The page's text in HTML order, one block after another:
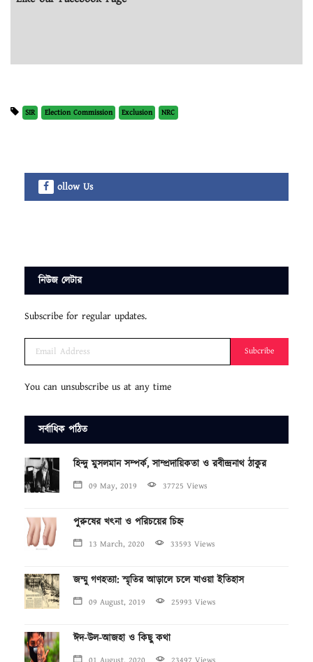
SIR Election Commission Exclusion NRC
ollow Us
নিউজ লেটার
Subscribe for regular updates.
Subcribe
You can unsubscribe us at any time
সর্বাধিক পঠিত
হিন্দু মুসলমান সম্পর্ক, সাম্প্রদায়িকতা ও রবীন্দ্রনাথ ঠাকুর
09 May, 2019 37725 Views
পুরুষের খৎনা ও পরিচয়ের চিহ্ন
13 March, 2020 33593 Views
জম্মু গণহত্যা: স্মৃতির আড়ালে চলে যাওয়া ইতিহাস
09 August, 2019 25993 Views
ঈদ-উল-আজহা ও কিছু কথা